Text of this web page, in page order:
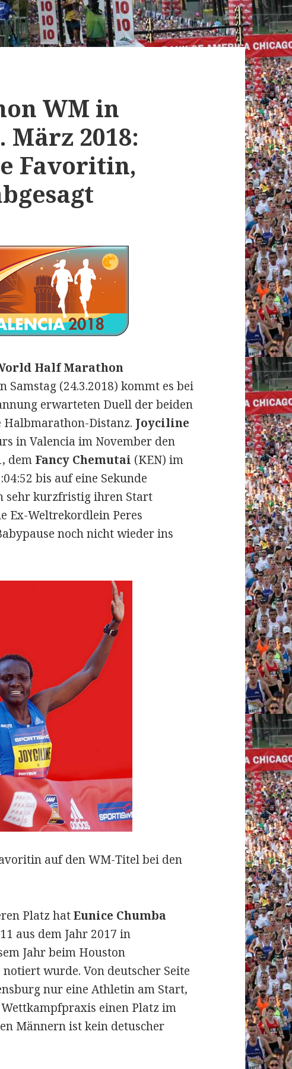
WM in
März 2018:
Favoritin,
Half Marathon
Samstag (24.3.2018) kommt es bei
erwarteten Duell der beiden
Distanz. Joyciline
in Valencia im November den
dem Fancy Chemutai (KEN) im
bis auf eine Sekunde
sehr kurzfristig ihren Start
Ex-Weltrekordlein Peres
noch nicht wieder ins
auf den WM-Titel bei den
Platz hatEunice Chumba
aus dem Jahr 2017 in
Jahr beim Houston
wurde. Von deutscher Seite
nur eine Athletin am Start,
einen Platz im
Männern ist kein detuscher